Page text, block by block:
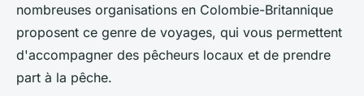
nombreuses organisations en Colombie-Britannique
proposent ce genre de voyages, qui vous permettent
d'accompagner des pêcheurs locaux et de prendre
part à la pêche.